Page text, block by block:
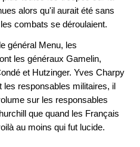
alors qu'il aurait été sans
combats se déroulaient.
général Menu, les
les généraux Gamelin,
et Hutzinger. Yves Charpy
les responsables militaires, il
sur les responsables
que quand les Français
au moins qui fut lucide.